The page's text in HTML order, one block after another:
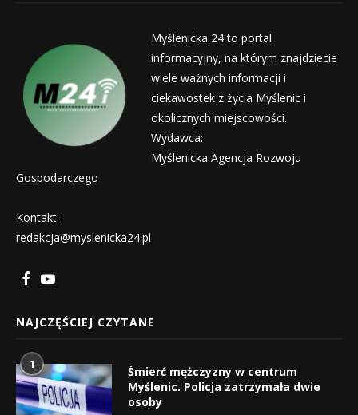
Myślenicka 24 to portal
informacyjny, na którym znajdziecie
wiele ważnych informacji i
ciekawostek z życia Myślenic i
okolicznych miejscowości.
Wydawca:
Myślenicka Agencja Rozwoju
Gospodarczego
Kontakt:
redakcja@myslenicka24.pl
NAJCZĘŚCIEJ CZYTANE
1
Śmierć mężczyzny w centrum
Myślenic. Policja zatrzymała dwie
osoby